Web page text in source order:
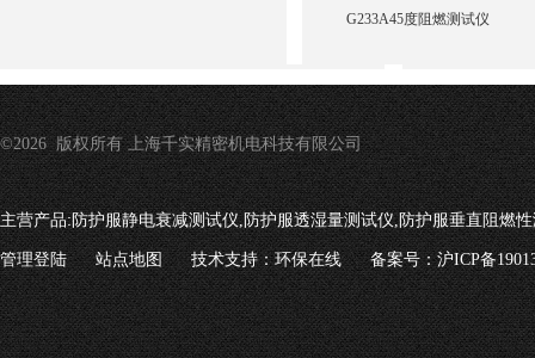
G233A45度阻燃测试仪
©2026 版权所有 上海千实精密机电科技有限公司
主营产品:防护服静电衰减测试仪,防护服透湿量测试仪,防护服垂直阻燃
管理登陆 站点地图 技术支持：环保在线 备案号：沪ICP备